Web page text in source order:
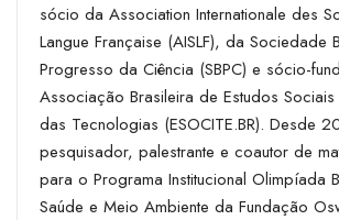
sócio da Association Internationale des
Langue Française (AISLF), da Sociedade
Progresso da Ciência (SBPC) e sócio-
Associação Brasileira de Estudos
das Tecnologias (ESOCITE.BR). Desde
pesquisador, palestrante e coautor de
para o Programa Institucional Olimpíada
Saúde e Meio Ambiente da Fundação